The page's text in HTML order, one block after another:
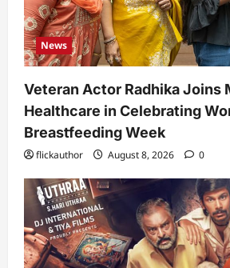
News
Veteran Actor Radhika Joins
Healthcare in Celebrating
Breastfeeding Week
flickauthor August 8, 2026 0